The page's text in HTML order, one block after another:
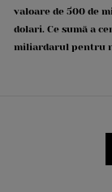
valoare de 500 de
dolari. Ce sumă a
miliardarul pentru